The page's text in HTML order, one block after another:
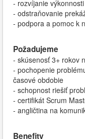
- rozvíjanie
- odstraňovanie
- podpora a pomoc k
Požadujeme
- skúsenosť 3+ rokov
- pochopenie
časové obdobie
- schopnost riešiť
- certifikát Scrum
- angličtina na
Benefity